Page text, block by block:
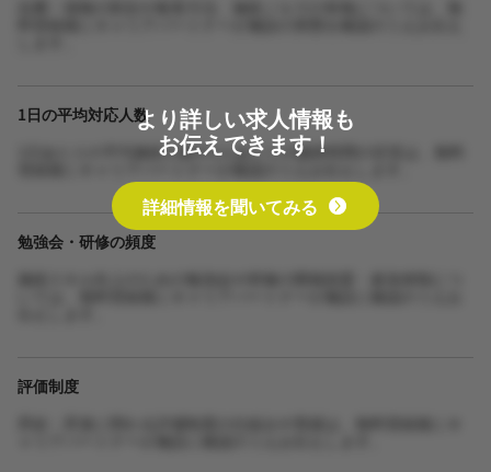
1日の平均対応人数
1日あたりの平均施術人数や1人あたりの施術時間の目安は、無料
勉強会・研修の頻度
評価制度
より詳しい求人情報も
お伝えできます！
詳細情報を聞いてみる